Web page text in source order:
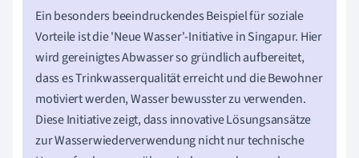
Ein besonders beeindruckendes Beispiel für soziale
Vorteile ist die 'Neue Wasser'-Initiative in Singapur. Hier
wird gereinigtes Abwasser so gründlich aufbereitet,
dass es Trinkwasserqualität erreicht und die Bewohner
motiviert werden, Wasser bewusster zu verwenden.
Diese Initiative zeigt, dass innovative Lösungsansätze
zur Wasserwiederverwendung nicht nur technische